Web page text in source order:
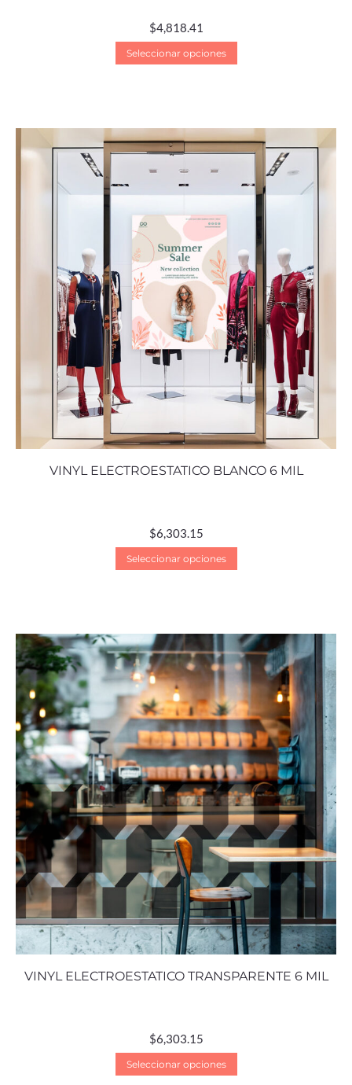
$4,818.41
Seleccionar opciones
VINYL ELECTROESTATICO BLANCO 6 MIL
$6,303.15
Seleccionar opciones
VINYL ELECTROESTATICO TRANSPARENTE 6 MIL
$6,303.15
Seleccionar opciones